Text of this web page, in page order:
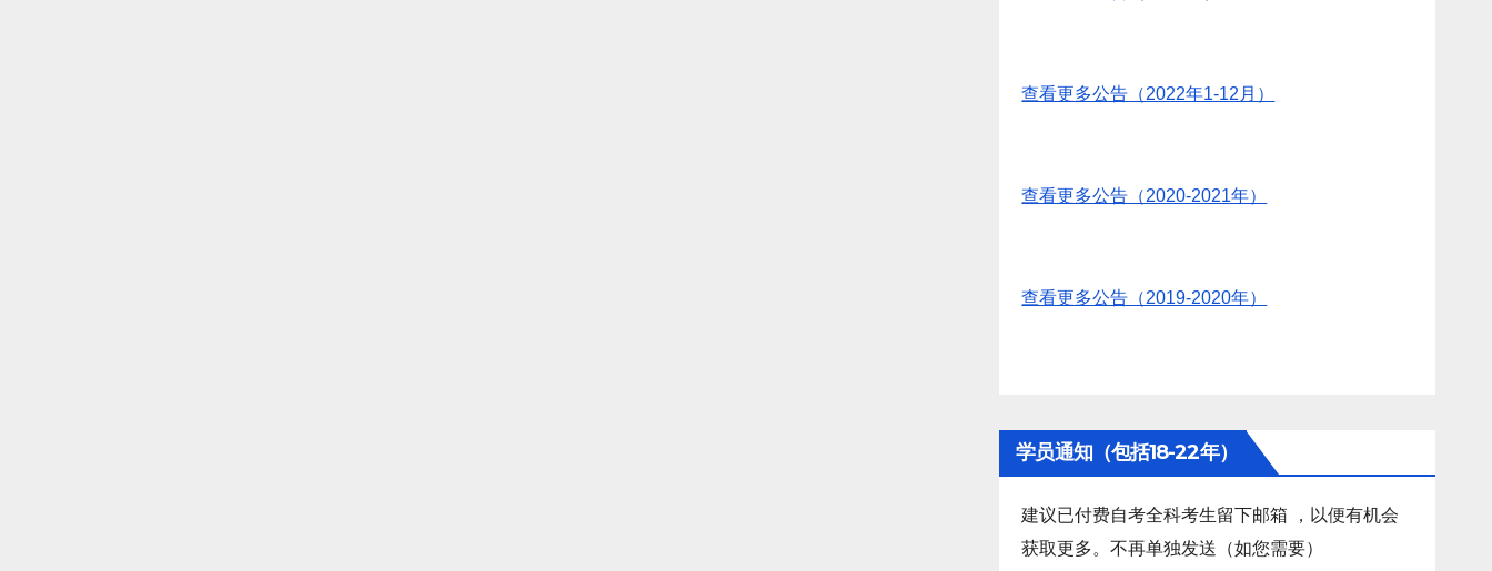
查看更多公告（2022年1-12月）
查看更多公告（2020-2021年）
查看更多公告（2019-2020年）
学员通知（包括18-22年）
建议已付费自考全科考生留下邮箱 ，以便有机会
获取更多。不再单独发送（如您需要）